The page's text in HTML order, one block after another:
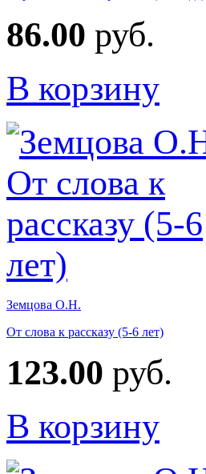
86.00 руб.
В корзину
Земцова О.Н.
От слова к рассказу (5-6 лет)
123.00 руб.
В корзину